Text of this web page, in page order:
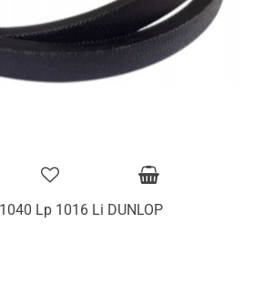
Lp 1016 Li DUNLOP